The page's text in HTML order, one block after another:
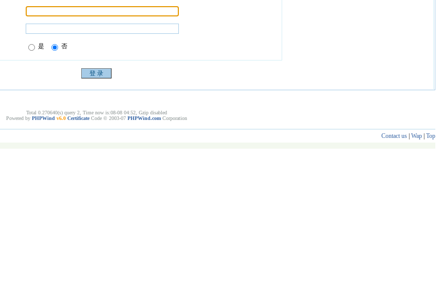
是 否
Total 0.270640(s) query 2, Time now is:08-08 04:52, Gzip disabled
Powered by PHPWind v6.0 Certificate Code © 2003-07 PHPWind.com Corporation
Contact us| Wap| Top